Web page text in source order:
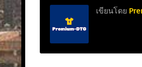
เขียนโดย